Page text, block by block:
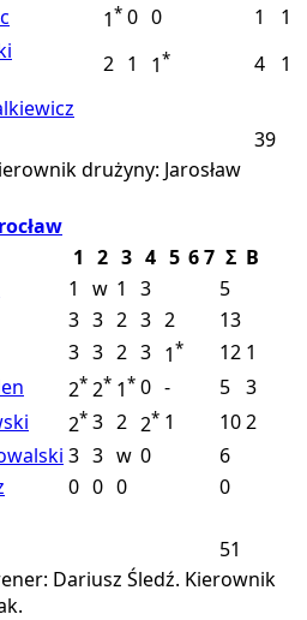
1* 0 0 1
1
2 1 1* 4
1
39
drużyny: Jarosław
1 2 3 4 5 67 Σ B
1 w 1 3
5
3 3 2 3 2
13
3 3 2 3 1* 12 1
2* 2* 1* 0 - 5 3
2* 3 2 2* 1 102
3 3 w 0
6
0 0 0
0
51
Dariusz Śledź. Kierownik